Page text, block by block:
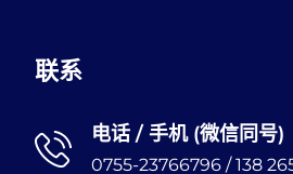
联系
电话 / 手机 (微信同号)
0755-23766796 / 138